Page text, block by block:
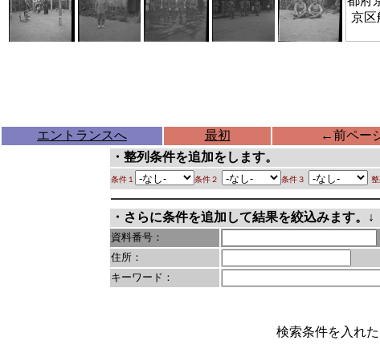
エントランスへ 最初 ←前ペー
・整列条件を追加をします。
条件１ 条件２ 条件３
・さらに条件を追加して結果を絞込みます。↓
資料番号：
住所：
キーワード：
検索条件を入れ